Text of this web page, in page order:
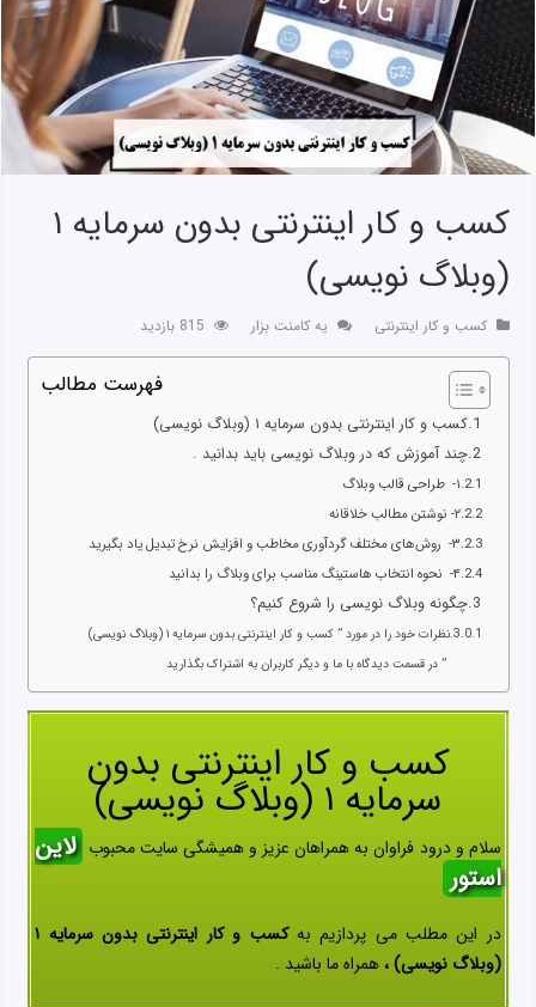
کسب و کار اینترنتی بدون سرمایه ۱
(وبلاگ نویسی)
کسب و کار اینترنتی یه کامنت بزار 815 بازدید
فهرست مطالب
کسب و کار اینترنتی بدون سرمایه ۱ (وبلاگ نویسی)
چند آموزش که در وبلاگ نویسی باید بدانید .
۱- طراحی قالب وبلاگ
۲- نوشتن مطالب خلاقانه
۳- روش‌های مختلف گردآوری مخاطب و افزایش نرخ تبدیل یاد بگیرید
۴- نحوه انتخاب هاستینگ مناسب برای وبلاگ را بدانید
چگونه وبلاگ نویسی را شروع کنیم؟
نظرات خود را در مورد ” کسب و کار اینترنتی بدون سرمایه ۱ (وبلاگ نویسی)
” در قسمت دیدگاه با ما و دیگر کاربران به اشتراک بگذارید
کسب و کار اینترنتی بدون
سرمایه ۱ (وبلاگ نویسی)
سلام و درود فراوان به همراهان عزیز و همیشگی سایت محبوب لاین
استور
در این مطلب می پردازیم به
کسب و کار اینترنتی بدون سرمایه ۱
(وبلاگ نویسی) ،همراه ما باشید .